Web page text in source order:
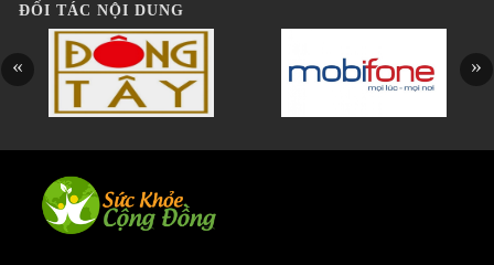
ĐỐI TÁC NỘI DUNG